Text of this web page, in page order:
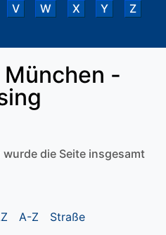
V W X Y Z
München -
die Seite insgesamt
A-Z
Straße